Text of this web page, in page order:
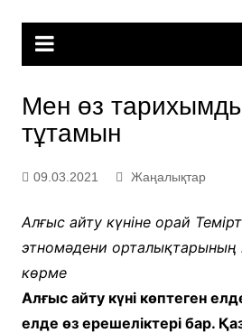
Мен өз
тұтамын
09.03.2021 Жаңалықтар
Алғыс айту күніне орай
этномәдени орталықтарының
көрме
Алғыс айту күні көптеген
елде өз ерешеліктері бар.